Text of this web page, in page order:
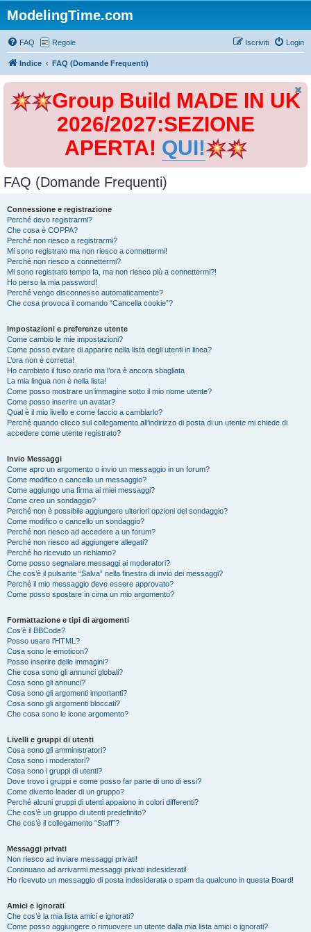
ModelingTime.com
FAQ Regole Login
Iscriviti
Indice FAQ (Domande Frequenti)
Group Build MADE IN UK
2026/2027:SEZIONE
APERTA! QUI!
FAQ (Domande Frequenti)
Connessione e registrazione
Perché devo registrarmi?
Che cosa è COPPA?
Perché non riesco a registrarmi?
Mi sono registrato ma non riesco a connettermi!
Perché non riesco a connettermi?
Mi sono registrato tempo fa, ma non riesco più a connettermi?!
Ho perso la mia password!
Perché vengo disconnesso automaticamente?
Che cosa provoca il comando “Cancella cookie”?
Impostazioni e preferenze utente
Come cambio le mie impostazioni?
Come posso evitare di apparire nella lista degli utenti in linea?
L’ora non è corretta!
Ho cambiato il fuso orario ma l’ora è ancora sbagliata
La mia lingua non è nella lista!
Come posso mostrare un’immagine sotto il mio nome utente?
Come posso inserire un avatar?
Qual è il mio livello e come faccio a cambiarlo?
Perché quando clicco sul collegamento all’indirizzo di posta di un utente mi chiede di
accedere come utente registrato?
Invio Messaggi
Come apro un argomento o invio un messaggio in un forum?
Come modifico o cancello un messaggio?
Come aggiungo una firma ai miei messaggi?
Come creo un sondaggio?
Perché non è possibile aggiungere ulteriori opzioni del sondaggio?
Come modifico o cancello un sondaggio?
Perché non riesco ad accedere a un forum?
Perché non riesco ad aggiungere allegati?
Perché ho ricevuto un richiamo?
Come posso segnalare messaggi ai moderatori?
Che cos’è il pulsante “Salva” nella finestra di invio dei messaggi?
Perché il mio messaggio deve essere approvato?
Come posso spostare in cima un mio argomento?
Formattazione e tipi di argomenti
Cos’è il BBCode?
Posso usare l’HTML?
Cosa sono le emoticon?
Posso inserire delle immagini?
Che cosa sono gli annunci globali?
Cosa sono gli annunci?
Cosa sono gli argomenti importanti?
Cosa sono gli argomenti bloccati?
Che cosa sono le icone argomento?
Livelli e gruppi di utenti
Cosa sono gli amministratori?
Cosa sono i moderatori?
Cosa sono i gruppi di utenti?
Dove trovo i gruppi e come posso far parte di uno di essi?
Come divento leader di un gruppo?
Perché alcuni gruppi di utenti appaiono in colori differenti?
Che cos’è un gruppo di utenti predefinito?
Che cos’è il collegamento “Staff”?
Messaggi privati
Non riesco ad inviare messaggi privati!
Continuano ad arrivarmi messaggi privati indesiderati!
Ho ricevuto un messaggio di posta indesiderata o spam da qualcuno in questa Board!
Amici e ignorati
Che cos’è la mia lista amici e ignorati?
Come posso aggiungere o rimuovere un utente dalla mia lista amici o ignorati?